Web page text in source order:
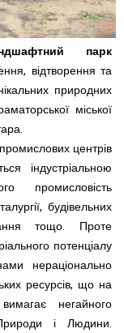
парк
відтворення та
природних
міської
центрів
індустріальною
промисловість
будівельних
тощо. Проте
потенціалу
нераціонально
ресурсів, що на
негайного
і Людини.